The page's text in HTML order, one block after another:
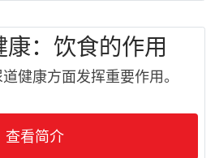
：饮食的作用
健康方面发挥重要作用。
查看简介